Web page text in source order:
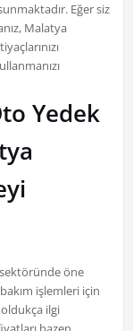
Eğer siz
Malatya
Yedek
öne
işlemleri için
ilgi